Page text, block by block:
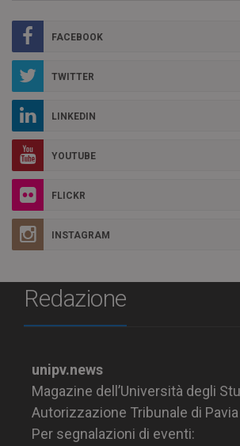
FACEBOOK
TWITTER
LINKEDIN
YOUTUBE
FLICKR
INSTAGRAM
Redazione
unipv.news
Magazine dell’Università degli
Autorizzazione Tribunale di
Per segnalazioni di eventi: